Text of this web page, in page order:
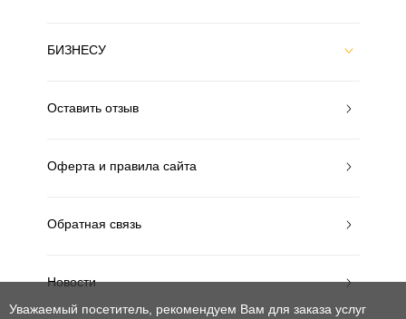
БИЗНЕСУ
Оставить отзыв
Оферта и правила сайта
Обратная связь
Новости
Уважаемый посетитель, рекомендуем Вам для заказа услуг